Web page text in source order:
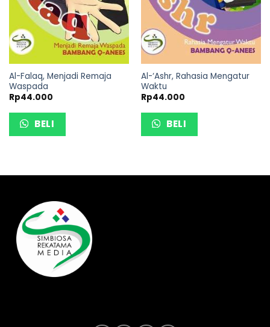
Al-Falaq, Menjadi Remaja
Waspada
Rp44.000
BELI
Al-‘Ashr, Rahasia Mengatur
Waktu
Rp44.000
BELI